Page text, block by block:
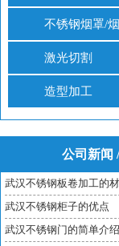
不锈钢烟罩/
激光切割
造型加工
公司新闻
武汉不锈钢板卷加工的
武汉不锈钢柜子的优点
武汉不锈钢门的简单介绍